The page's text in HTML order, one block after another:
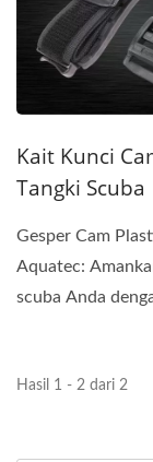
Kait Kunci
Tangki Scuba
Gesper Cam
Aquatec:
scuba Anda
Hasil 1 - 2 dari 2